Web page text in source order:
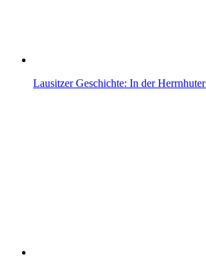
Lausitzer Geschichte: In der